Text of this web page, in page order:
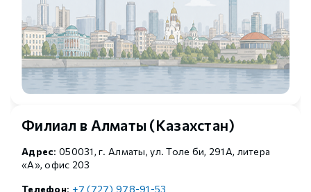
Филиал в Алматы (Казахстан)
Адрес: 050031, г. Алматы, ул. Толе би, 291А, литера
«А», офис 203
Телефон: +7 (727) 978-91-53